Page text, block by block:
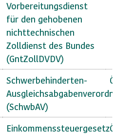
Vorbereitungsdienst
für den gehobenen
nichttechnischen
Zolldienst des Bundes
(GntZollDVDV)
Schwerbehinderten-
(SchwbAV)
Einkommenssteuergesetz